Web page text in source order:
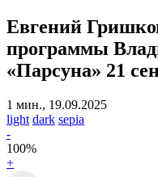
Евгений
программы
«Парсуна» 21
1 мин., 19.09.2025
light dark sepia
-
100%
+